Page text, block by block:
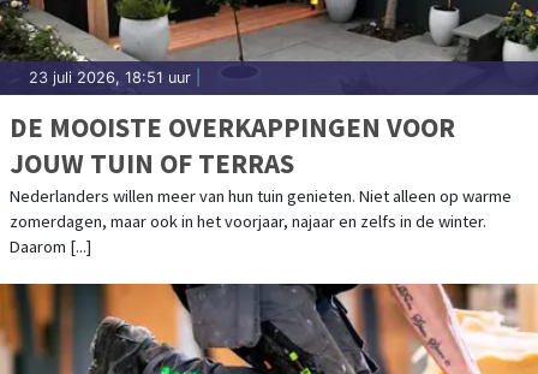
23 juli 2026, 18:51 uur
DE MOOISTE OVERKAPPINGEN VOOR
JOUW TUIN OF TERRAS
Nederlanders willen meer van hun tuin genieten. Niet alleen op warme
zomerdagen, maar ook in het voorjaar, najaar en zelfs in de winter.
Daarom [...]